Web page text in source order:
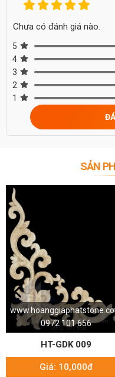
Chưa có đánh giá nào.
5
4
3
2
1
SẢN